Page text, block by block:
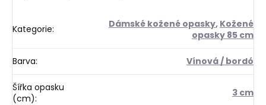
Kategorie: Dámské kožené opasky, Kožené
opasky 85 cm
Barva: Vínová / bordó
Šířka opasku
(cm): 3 cm